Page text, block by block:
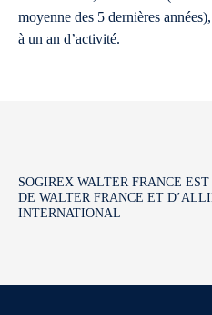
moyenne des 5 dernières
à un an d’activité.
SOGIREX WALTER FRANCE
DE WALTER FRANCE ET
INTERNATIONAL